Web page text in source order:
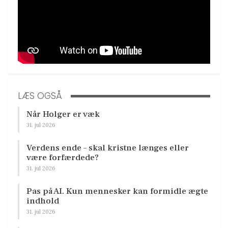
LÆS OGSÅ
Når Holger er væk
31. jul 2026
Verdens ende – skal kristne længes eller
være forfærdede?
31. jul 2026
Pas på AI. Kun mennesker kan formidle ægte
indhold
31. jul 2026